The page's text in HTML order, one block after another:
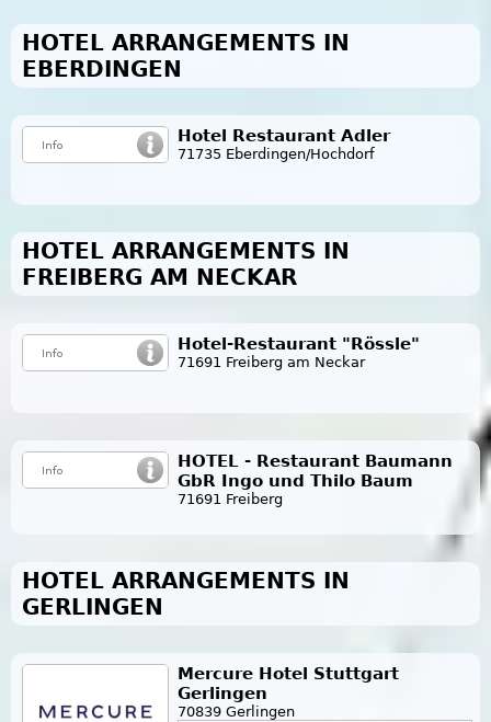
HOTEL ARRANGEMENTS IN
EBERDINGEN
Hotel Restaurant Adler
71735 Eberdingen/Hochdorf
HOTEL ARRANGEMENTS IN
FREIBERG AM NECKAR
Hotel-Restaurant "Rössle"
71691 Freiberg am Neckar
HOTEL - Restaurant Baumann
GbR Ingo und Thilo Baum
71691 Freiberg
HOTEL ARRANGEMENTS IN
GERLINGEN
Mercure Hotel Stuttgart
Gerlingen
70839 Gerlingen